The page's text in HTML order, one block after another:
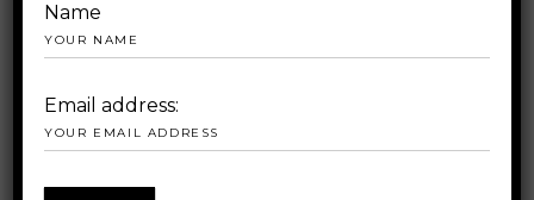
Name
Email address: